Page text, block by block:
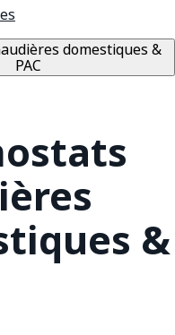
domestiques &
PAC
&